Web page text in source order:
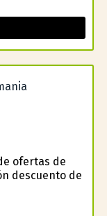
ofertas de
descuento de